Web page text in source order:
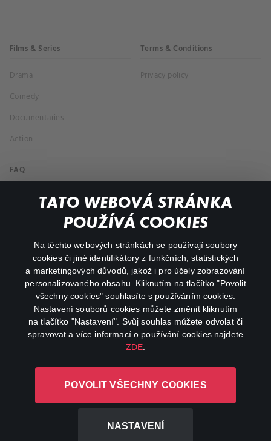
TATO WEBOVÁ STRÁNKA
POUŽÍVÁ COOKIES
Na těchto webových stránkách se používají soubory
cookies či jiné identifikátory z funkčních, statistických
a marketingových důvodů, jakož i pro účely zobrazování
personalizovaného obsahu. Kliknutím na tlačítko "Povolit
všechny cookies" souhlasíte s používáním cookies.
Nastavení souborů cookies můžete změnit kliknutím
na tlačítko "Nastavení". Svůj souhlas můžete odvolat či
spravovat a více informací o používání cookies najdete
ZDE
POVOLIT VŠECHNY COOKIES
NASTAVENÍ
Films & Series
Drama
Comedy
Documentaries
Action
Terms & Conditions
Privacy policy
FAQ
My profile
facebookinstagram
youtube
L-1246 Luxembourg R.C.S.